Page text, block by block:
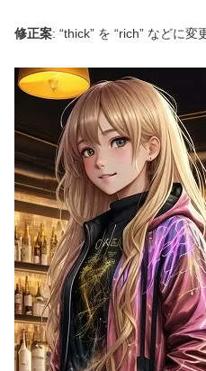
修正案: “thick” を “rich” などに変